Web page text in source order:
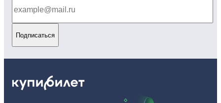
Подписаться